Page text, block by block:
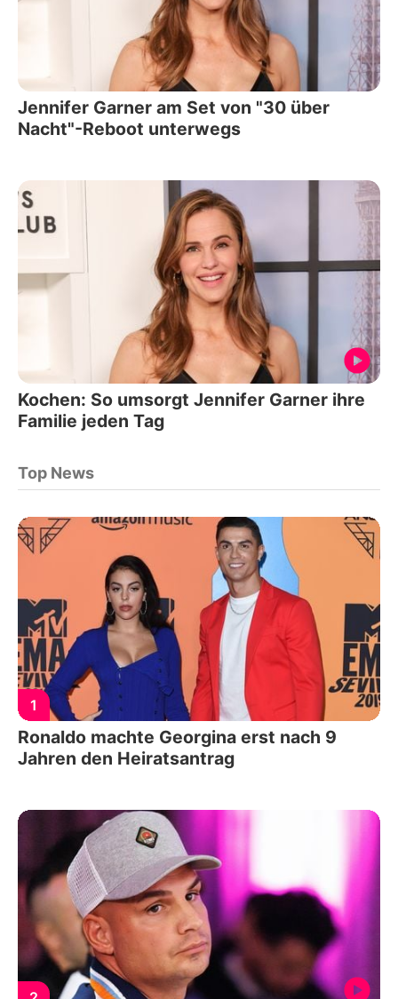
Jennifer Garner am Set von "30 über
Nacht"-Reboot unterwegs
Kochen: So umsorgt Jennifer Garner ihre
Familie jeden Tag
Top News
1
Ronaldo machte Georgina erst nach 9
Jahren den Heiratsantrag